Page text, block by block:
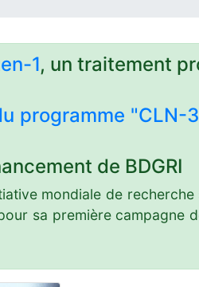
1, un traitement
programme "CLN-
de BDGRI
mondiale de recherche
sa première campagne